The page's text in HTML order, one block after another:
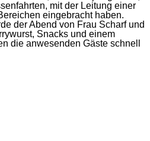
mit der Leitung einer
eingebracht haben.
der Abend von Frau Scharf und
Snacks und einem
die anwesenden Gäste schnell